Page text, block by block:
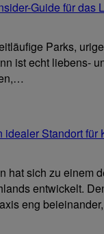
Guide für das
Parks,
ist echt liebens-
Standort für
hat sich zu einem
entwickelt.
eng